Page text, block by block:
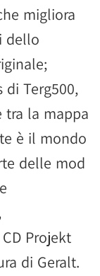
migliora
dello
di Terg500,
tra la mappa
è il mondo
delle mod
Projekt
di Geralt.